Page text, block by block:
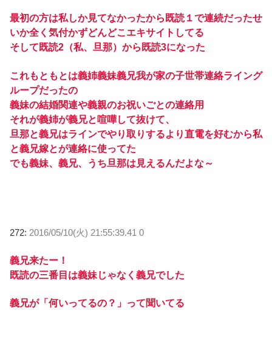
最初の方は私しか見てなかったから既読１で連続だったせ
いか全く気付かずどんどこエキサイトしてる
そして既読2（私、旦那）から既読3になった
これもともとは義姉義妹義兄我が家の子世帯連絡ライング
ループだったの
義妹の結婚関連や義親のお祝いごとの連絡用
それが義姉が義兄と喧嘩して抜けて、
旦那と義兄はラインでやり取りするより直電を好むから私
と義兄嫁とが連絡に使ってた
でも義妹、義兄、うち旦那は見えるんだよな～
272: 2016/05/10(火) 21:55:39.41 0
義兄来たー！
既読の三番目は義妹じゃなく義兄でした
義兄が「何いってるの？」って聞いてる